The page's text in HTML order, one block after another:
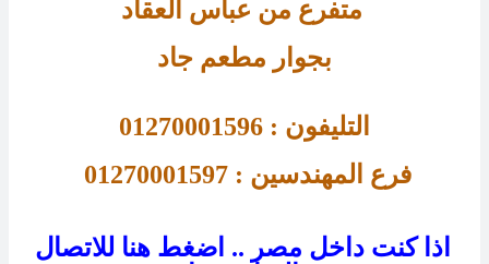
بجوار مطعم جاد
التليفون : 01270001596
فرع المهندسين : 01270001597
اذا كنت داخل مصر .. اضغط هنا للاتصال